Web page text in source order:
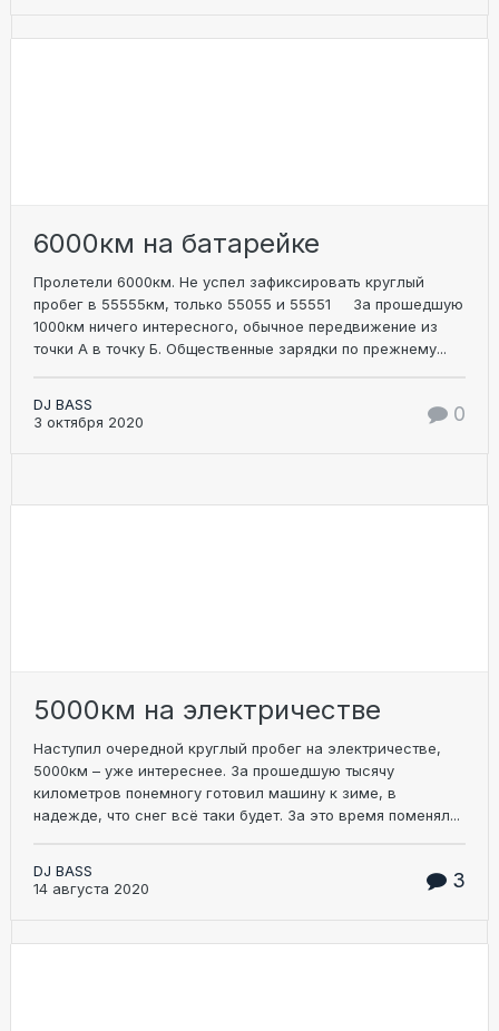
6000км на батарейке
Пролетели 6000км. Не успел зафиксировать круглый
пробег в 55555км, только 55055 и 55551 За прошедшую
1000км ничего интересного, обычное передвижение из
точки А в точку Б. Общественные зарядки по прежнему...
DJ BASS
3 октября 2020
0
5000км на электричестве
Наступил очередной круглый пробег на электричестве,
5000км – уже интереснее. За прошедшую тысячу
километров понемногу готовил машину к зиме, в
надежде, что снег всё таки будет. За это время поменял...
DJ BASS
14 августа 2020
3